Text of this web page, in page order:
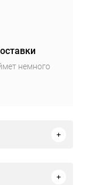
немного